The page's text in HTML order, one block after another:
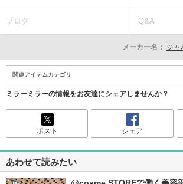
ブログ Q&A
メーカー名： ジャ
関連アイテムカテゴリ
ミラーミラーの情報をお友達にシェアしませんか？
ポスト シェア
あわせて読みたい